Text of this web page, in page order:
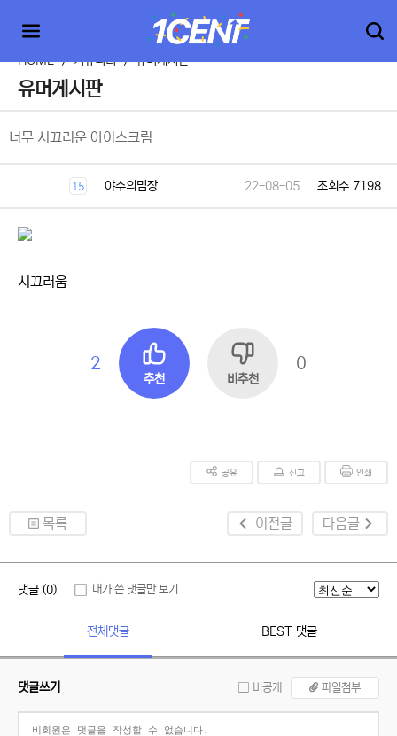
HOME > 커뮤니티 > 유머게시판
유머게시판
너무 시끄러운 아이스크림
15 야수의밈장 22-08-05 조회수 7198
시끄러움
2
추천 비추천
0
공유 신고 인쇄
목록 이전글 다음글
댓글 (0) 내가 쓴 댓글만 보기
전체댓글 BEST 댓글
댓글쓰기 비공개 파일첨부